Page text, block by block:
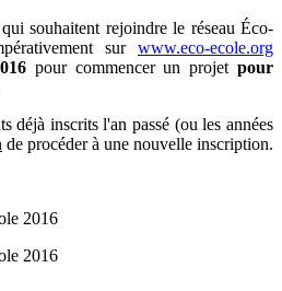
souhaitent rejoindre le réseau Éco-
sur www.eco-ecole.org
pour commencer un projet pour
déjà inscrits l'an passé (ou les années
de procéder à une nouvelle inscription.